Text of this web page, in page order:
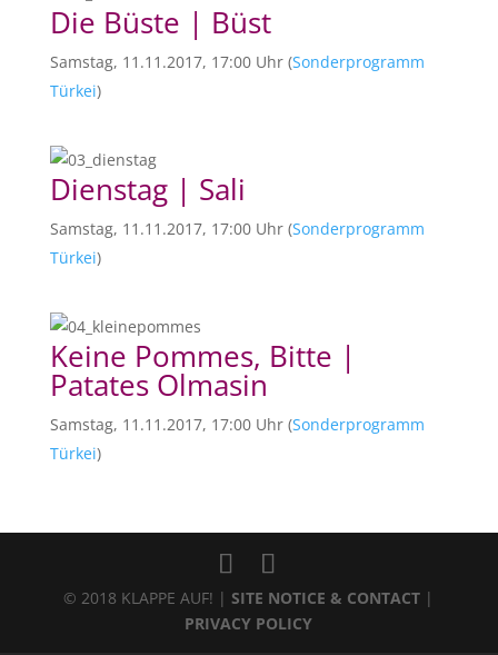
Die Büste | Büst
Samstag, 11.11.2017, 17:00 Uhr (Sonderprogramm
Türkei)
Dienstag | Sali
Samstag, 11.11.2017, 17:00 Uhr (Sonderprogramm
Türkei)
Keine Pommes, Bitte |
Patates Olmasin
Samstag, 11.11.2017, 17:00 Uhr (Sonderprogramm
Türkei)
© 2018 KLAPPE AUF! |SITE NOTICE & CONTACT |
PRIVACY POLICY